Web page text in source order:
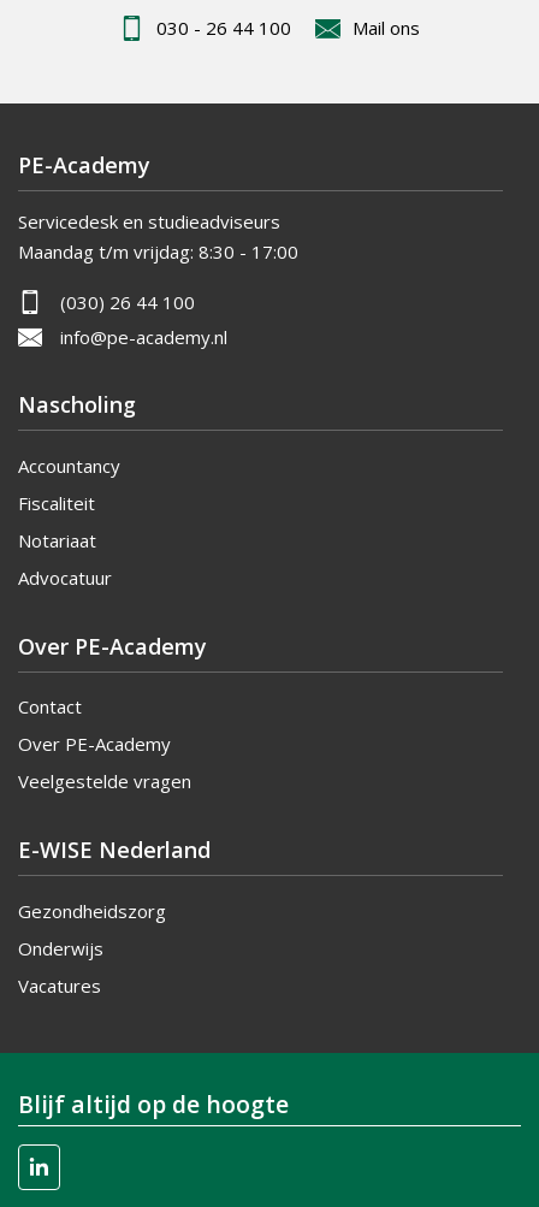
030 - 26 44 100 Mail ons
PE-Academy
Servicedesk en studieadviseurs
Maandag t/m vrijdag: 8:30 - 17:00
(030) 26 44 100
info@pe-academy.nl
Nascholing
Accountancy
Fiscaliteit
Notariaat
Advocatuur
Over PE-Academy
Contact
Over PE-Academy
Veelgestelde vragen
E-WISE Nederland
Gezondheidszorg
Onderwijs
Vacatures
Blijf altijd op de hoogte